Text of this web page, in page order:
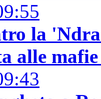
la
alle